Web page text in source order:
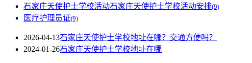
石家庄天使护士学校活动石家庄天使护士学校活动安排(9)
医疗护理员证(9)
2026-04-13石家庄天使护士学校地址在哪？交通方便吗？
2024-01-26石家庄天使护士学校地址在哪